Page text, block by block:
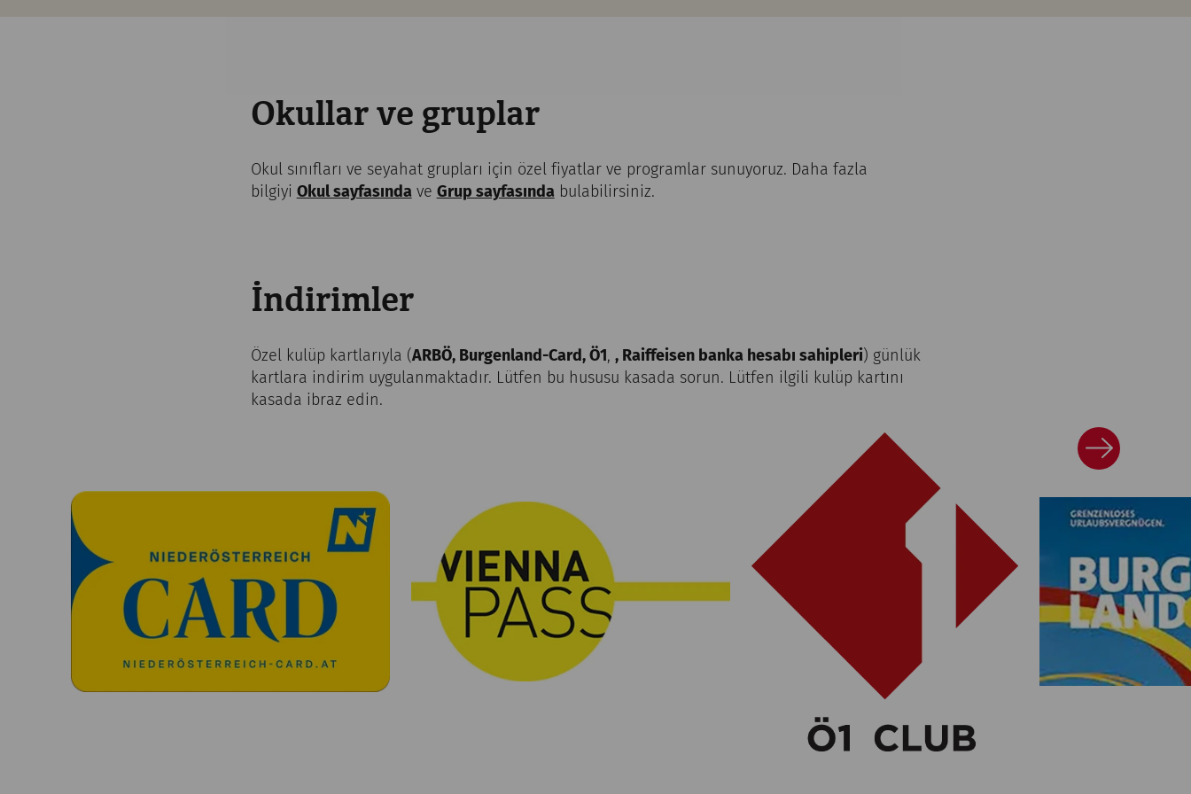
Okullar ve gruplar
Okul sınıfları ve seyahat grupları için özel fiyatlar ve programlar sunuyoruz. Daha fazla
bilgiyi Okul sayfasındave Grup sayfasındabulabilirsiniz.
İndirimler
Özel kulüp kartlarıyla (ARBÖ, Burgenland-Card, Ö1, , Raiffeisen banka hesabı sahipleri) günlük
kartlara indirim uygulanmaktadır. Lütfen bu hususu kasada sorun. Lütfen ilgili kulüp kartını
kasada ibraz edin.